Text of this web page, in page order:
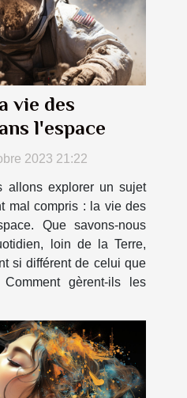
vie des
l'espace
2023 21:22
allons explorer un sujet
mal compris : la vie des
Que savons-nous
loin de la Terre,
si différent de celui que
gèrent-ils les